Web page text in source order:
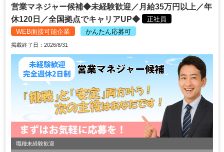
営業マネジャー候補◆未経験歓迎／月給35万円以上／年
休120日／全国拠点でキャリアUP◆
正社員
WEB面接可能企業
かんたん応募可
掲載終了日：2026/8/31
職種未経験歓迎